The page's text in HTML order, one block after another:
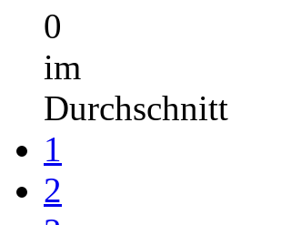
0
im
Durchschnitt
1
2